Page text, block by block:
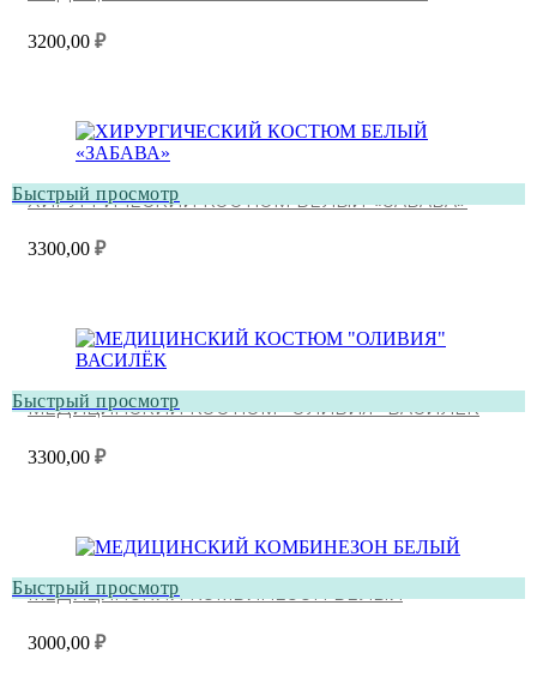
3200,00 ₽
Быстрый просмотр
ХИРУРГИЧЕСКИЙ КОСТЮМ БЕЛЫЙ «ЗАБАВА»
3300,00 ₽
Быстрый просмотр
МЕДИЦИНСКИЙ КОСТЮМ “ОЛИВИЯ” ВАСИЛЁК
3300,00 ₽
Быстрый просмотр
МЕДИЦИНСКИЙ КОМБИНЕЗОН БЕЛЫЙ
3000,00 ₽